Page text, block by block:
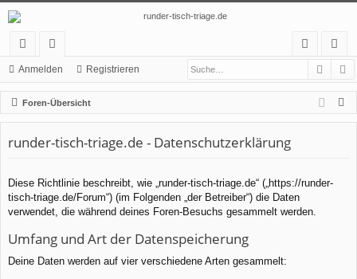
ch
ne
llz
ug
f
or
en
m
el
ist
rie
Anmelden Registrieren
Foren-Übersicht
runder-tisch-triage.de - Datenschutzerklärung
Diese Richtlinie beschreibt, wie „runder-tisch-triage.de“ („https://runder-
tisch-triage.de/Forum“) (im Folgenden „der Betreiber“) die Daten
verwendet, die während deines Foren-Besuchs gesammelt werden.
Umfang und Art der Datenspeicherung
Deine Daten werden auf vier verschiedene Arten gesammelt: